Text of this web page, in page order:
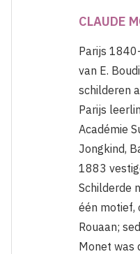
CLAUDE
Parijs
van E.
schilderen
Parijs
Académie
Jongkind,
1883
Schilderde
één motief,
Rouaan;
Monet was